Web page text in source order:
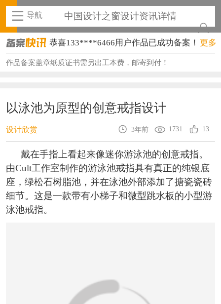
导航 中国设计之窗设计资讯详情
恭喜133****6466用户作品已成功备案！
恭喜131****1475用户作品已成功备案！
恭喜138****8638用户作品已成功备案！
恭喜133****9020用户作品已成功备案！
恭喜136****9807用户作品已成功备案！
恭喜159****4930用户作品已成功备案！
恭喜150****6483用户作品已成功备案！
更多
作品备案盖章纸质证书需另出工本费，邮寄到付！
以泳池为原型的创意戒指设计
设计欣赏 3年前 1731 13
戴在手指上看起来像迷你游泳池的创意戒指。
由Cult工作室制作的游泳池戒指具有真正的纯银底
座，绿松石树脂池，并在泳池外部添加了搪瓷瓷砖
细节。这是一款带有小梯子和微型跳水板的小型游
泳池戒指。